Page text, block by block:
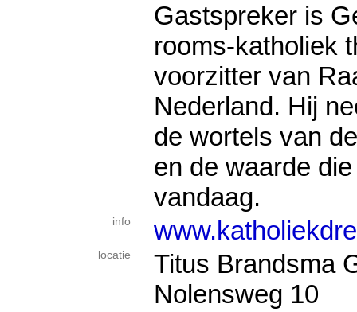
Gastspreker is
rooms-katholiek
voorzitter van
Nederland. Hij
de wortels van
en de waarde
vandaag.
info
locatie
Titus Brandsma
Nolensweg 10